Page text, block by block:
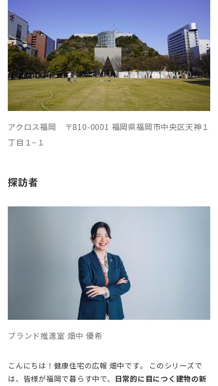
アクロス福岡 〒810-0001 福岡県福岡市中央区天神１
丁目１−１
探訪者
ブランド推進室 畑中 優希
こんにちは！健康住宅の広報 畑中です。 このシリーズで
は、皆様が福岡で暮らす中で、
日常的に目につく建物の新